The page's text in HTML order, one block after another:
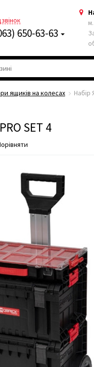
650-63-63
ящиків на колесах Набір
SET 4